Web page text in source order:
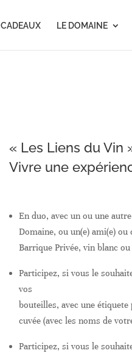
CADEAUX LE DOMAINE
produits
« Les Liens du Vin
Vivre une
En duo, avec un ou une
Domaine, ou un(e) ami(e)
Barrique Privée, vin blanc
Participez, si vous le
vos
bouteilles, avec une
cuvée (avec les noms de
Participez, si vous le